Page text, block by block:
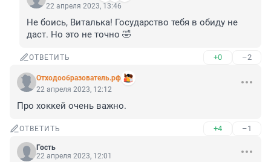
22 апреля 2023, 13:46
Не боись, Виталька! Государство тебя в обиду не
даст. Но это не точно 🤣
ОТВЕТИТЬ +0 –2
Отходообразователь.рф
22 апреля 2023, 12:12
Про хоккей очень важно.
ОТВЕТИТЬ +4 –1
Гость
22 апреля 2023, 12:01